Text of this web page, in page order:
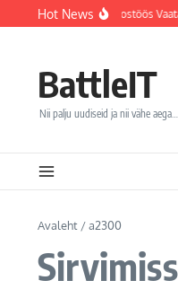
Sisu juurdeHot News
haigla integreerib koostöös
BattleIT
Nii palju uudiseid ja nii vähe aega…
Avaleht /a2300